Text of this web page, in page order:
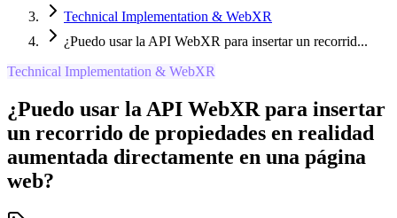
Technical Implementation & WebXR
¿Puedo usar la API WebXR para insertar un recorrid...
Technical Implementation & WebXR
¿Puedo usar la API WebXR para insertar
un recorrido de propiedades en realidad
aumentada directamente en una página
web?